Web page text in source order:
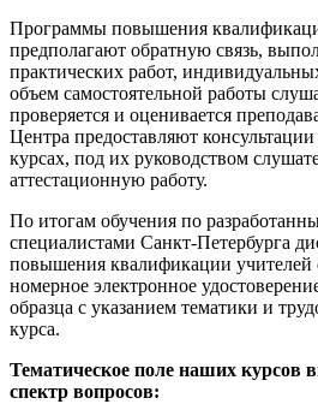
Программы повышения
предполагают обратную связь,
практических работ,
объем самостоятельной работы
проверяется и оценивается
Центра предоставляют
курсах, под их руководством
аттестационную работу.
По итогам обучения по
специалистами Санкт-Петербурга
повышения квалификации учителей
номерное электронное
образца с указанием тематики и
курса.
Тематическое поле наших курсов
спектр вопросов: